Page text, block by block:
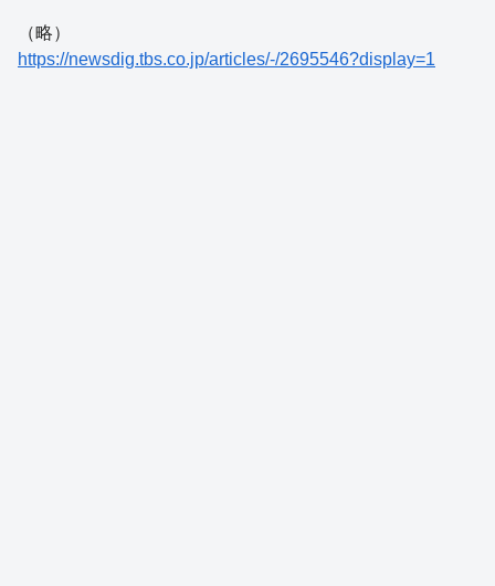
（略）
https://newsdig.tbs.co.jp/articles/-/2695546?display=1